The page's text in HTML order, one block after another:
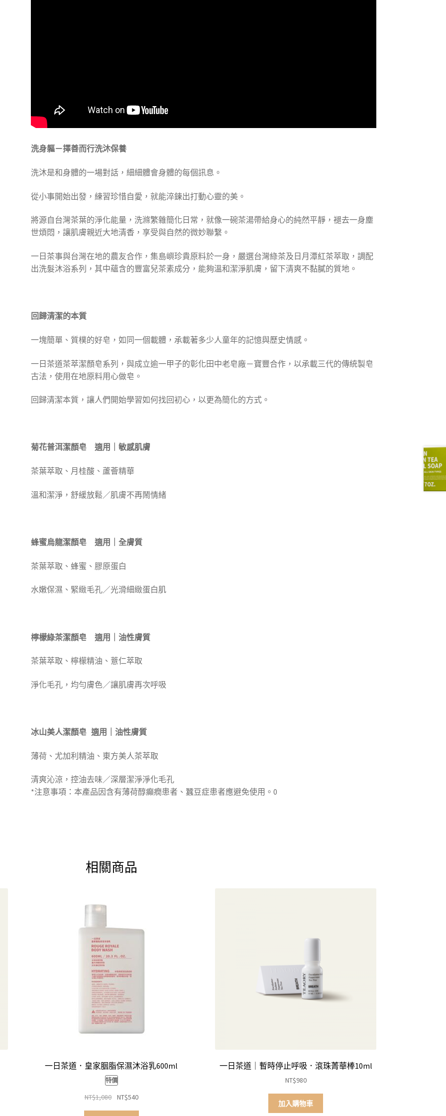
洗身軀－擇善而行洗沐保養
洗沐是和身體的一場對話，細細體會身體的每個訊息。
從小事開始出發，練習珍惜自愛，就能淬鍊出打動心靈的美。
將源自台灣茶葉的淨化能量，洗滌繁雜簡化日常，就像一碗茶湯帶給身心的純然平靜，褪去一身塵
世煩悶，讓肌膚親近大地清香，享受與自然的微妙聯繫。
一日茶事與台灣在地的農友合作，集島嶼珍貴原料於一身，嚴選台灣綠茶及日月潭紅茶萃取，調配
出洗髮沐浴系列，其中蘊含的豐富兒茶素成分，能夠溫和潔淨肌膚，留下清爽不黏膩的質地。
回歸清潔的本質
一塊簡單、質樸的好皂，如同一個載體，承載著多少人童年的記憶與歷史情感。
一日茶道茶萃潔顏皂系列，與成立逾一甲子的彰化田中老皂廠－寶豐合作，以承載三代的傳統製皂
古法，使用在地原料用心做皂。
回歸清潔本質，讓人們開始學習如何找回初心，以更為簡化的方式。
菊花普洱潔顏皂 適用｜敏感肌膚
茶葉萃取、月桂酸、蘆薈精華
溫和潔淨，舒緩放鬆／肌膚不再鬧情緒
蜂蜜烏龍潔顏皂 適用｜全膚質
茶葉萃取、蜂蜜、膠原蛋白
水嫩保濕、緊緻毛孔／光滑細緻蛋白肌
檸檬綠茶潔顏皂 適用｜油性膚質
茶葉萃取、檸檬精油、薏仁萃取
淨化毛孔，均勻膚色／讓肌膚再次呼吸
冰山美人潔顏皂 適用｜油性膚質
薄荷、尤加利精油、東方美人茶萃取
清爽沁涼，控油去味／深層潔淨淨化毛孔
*注意事項：本產品因含有薄荷醇癲癇患者、蠶豆症患者應避免使用。0
相關商品
一日茶道．皇家胭脂保濕沐浴乳600ml
特價
NT$1,080
原NT$540目
一日茶道｜暫時停止呼吸．滾珠菁華棒10ml
NT$980
加入購物車